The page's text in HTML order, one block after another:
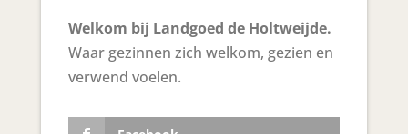
Welkom bij Landgoed de Holtweijde.
Waar gezinnen zich welkom, gezien en
verwend voelen.